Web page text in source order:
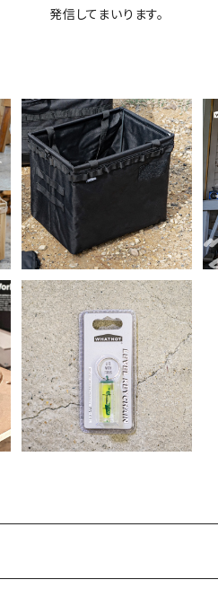
発信してまいります。
WHATNOT／ワンタッ
チバケット HD（BK）｜
ONE TOUCH BUCKE
WHATNOT／レベルキ
ーチェーン｜LEVEL KE
YCHAIN
¥660